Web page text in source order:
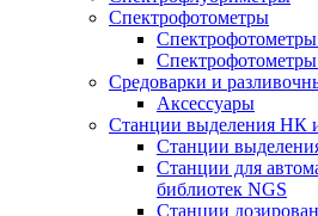
Спектрофотометры
Средоварки и
Аксессуары
Станции выделения НК
Станции
Станции для
библиотек NGS
Станции